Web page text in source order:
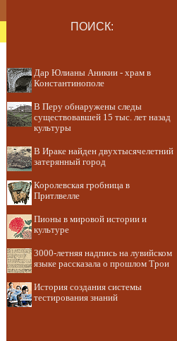
ПОИСК:
Дар Юлианы Аникии - храм в
Константинополе
В Перу обнаружены следы
существовавшей 15 тыс. лет назад
культуры
В Ираке найден двухтысячелетний
затерянный город
Королевская гробница в
Притлвелле
Пионы в мировой истории и
культуре
3000-летняя надпись на лувийском
языке рассказала о прошлом Трои
История создания системы
тестирования знаний